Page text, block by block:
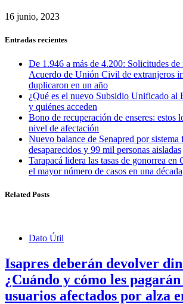
16 junio, 2023
Entradas recientes
De 1.946 a más de 4.200: Solicitudes de
Acuerdo de Unión Civil de extranjeros
duplicaron en un año
¿Qué es el nuevo Subsidio Unificado al
y quiénes acceden
Bono de recuperación de enseres: estos
nivel de afectación
Nuevo balance de Senapred por
desaparecidos y 99 mil personas aisladas
Tarapacá lidera las tasas de gonorrea
el mayor número de casos en una década
Related Posts
Dato Útil
Isapres deberán devolver
¿Cuándo y cómo les
usuarios afectados por alza